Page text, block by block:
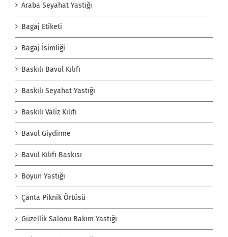
Araba Seyahat Yastığı
Bagaj Etiketi
Bagaj İsimliği
Baskılı Bavul Kılıfı
Baskılı Seyahat Yastığı
Baskılı Valiz Kılıfı
Bavul Giydirme
Bavul Kılıfı Baskısı
Boyun Yastığı
Çanta Piknik Örtüsü
Güzellik Salonu Bakım Yastığı